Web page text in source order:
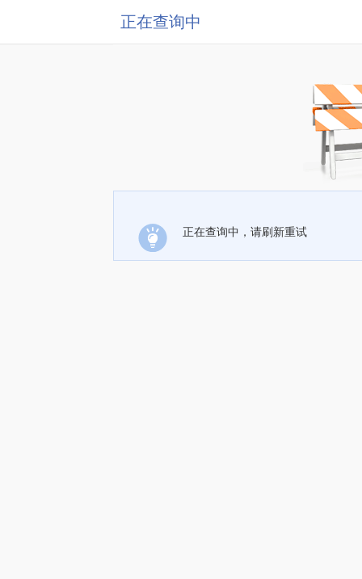
正在查询中
正在查询中，请刷新重试